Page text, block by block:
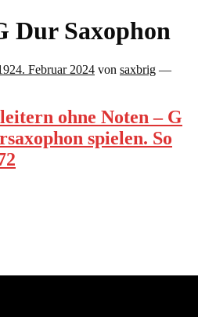
Dur Saxophon
24. Februar 2024 von saxbrig —
ohne Noten – G
spielen. So